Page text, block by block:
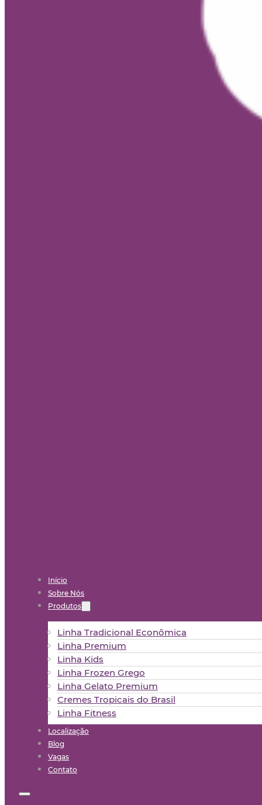
Início
Sobre Nós
Produtos
Linha Tradicional Econômica
Linha Premium
Linha Kids
Linha Frozen Grego
Linha Gelato Premium
Cremes Tropicais do Brasil
Linha Fitness
Localização
Blog
Vagas
Contato